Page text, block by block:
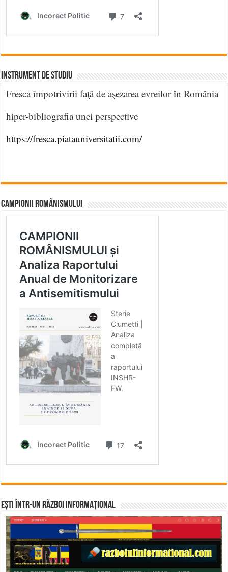
INSTRUMENT DE STUDIU
Fresca împotrivirii faţă de aşezarea evreilor în România
hiper-bibliografia unei perspective
https://fresca.piatauniversitatii.com/
CAMPIONII ROMÂNISMULUI
Ești într-un RĂZBOI INFORMAȚIONAL